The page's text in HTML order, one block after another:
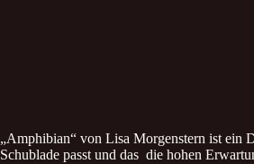
„Amphibian“ von Lisa Morgenstern ist ein
Schublade passt und das die hohen